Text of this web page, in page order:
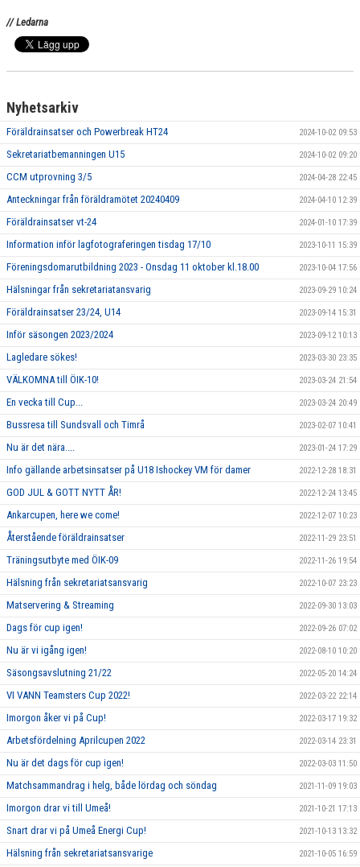
// Ledarna
Nyhetsarkiv
Föräldrainsatser och Powerbreak HT24 2024-10-02 09:53
Sekretariatbemanningen U15 2024-10-02 09:20
CCM utprovning 3/5 2024-04-28 22:45
Anteckningar från föräldramötet 20240409 2024-04-10 12:39
Föräldrainsatser vt-24 2024-01-10 17:39
Information inför lagfotograferingen tisdag 17/10 2023-10-11 15:39
Föreningsdomarutbildning 2023 - Onsdag 11 oktober kl.18.00 2023-10-04 17:56
Hälsningar från sekretariatansvarig 2023-09-29 10:24
Föräldrainsatser 23/24, U14 2023-09-14 15:31
Inför säsongen 2023/2024 2023-09-12 10:13
Lagledare sökes! 2023-03-30 23:35
VÄLKOMNA till ÖIK-10! 2023-03-24 21:54
En vecka till Cup... 2023-03-24 20:49
Bussresa till Sundsvall och Timrå 2023-02-07 10:41
Nu är det nära.... 2023-01-24 17:29
Info gällande arbetsinsatser på U18 Ishockey VM för damer 2022-12-28 18:31
GOD JUL & GOTT NYTT ÅR! 2022-12-24 13:45
Ankarcupen, here we come! 2022-12-07 10:23
Återstående föräldrainsatser 2022-11-29 23:51
Träningsutbyte med ÖIK-09 2022-11-26 19:54
Hälsning från sekretariatsansvarig 2022-10-07 23:23
Matservering & Streaming 2022-09-30 13:03
Dags för cup igen! 2022-09-26 07:02
Nu är vi igång igen! 2022-08-10 10:20
Säsongsavslutning 21/22 2022-05-20 14:24
VI VANN Teamsters Cup 2022! 2022-03-22 22:14
Imorgon åker vi på Cup! 2022-03-17 19:32
Arbetsfördelning Aprilcupen 2022 2022-03-14 23:31
Nu är det dags för cup igen! 2022-03-03 11:50
Matchsammandrag i helg, både lördag och söndag 2021-11-09 19:03
Imorgon drar vi till Umeå! 2021-10-21 17:13
Snart drar vi på Umeå Energi Cup! 2021-10-13 13:32
Hälsning från sekretariatsansvarige 2021-10-05 16:59